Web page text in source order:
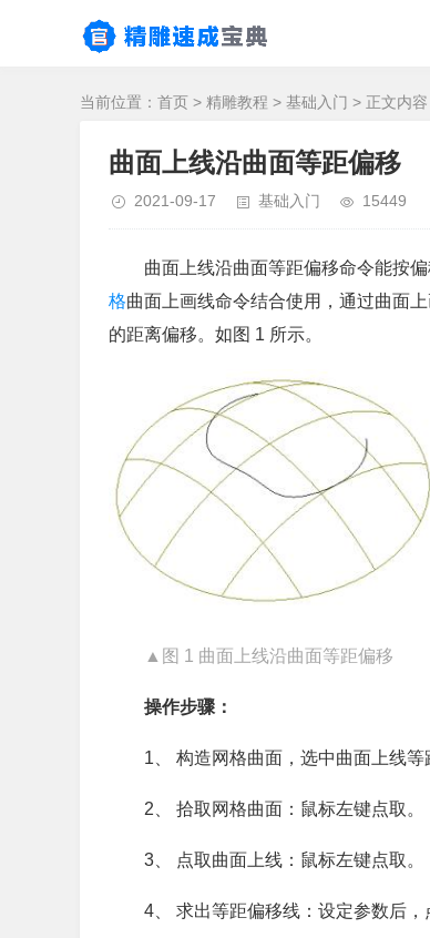
当前位置： 首页 > 精雕教程 > 基础入门 > 正文内容
曲面上线沿曲面等距偏移
2021-09-17 基础入门 15449
曲面上线沿曲面等距偏移命令能按
格曲面上画线命令结合使用，通过曲面
的距离偏移。如图 1 所示。
▲图 1 曲面上线沿曲面等距偏移
操作步骤：
1、 构造网格曲面，选中曲面上线
2、 拾取网格曲面：鼠标左键点取。
3、 点取曲面上线：鼠标左键点取。
4、 求出等距偏移线：设定参数后，